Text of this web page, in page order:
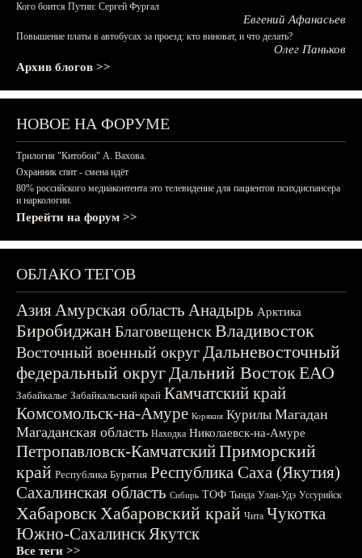
Кого боится Путин: Сергей Фургал
Евгений Афанасьев
Повышение платы в автобусах за проезд: кто виноват, и что делать?
Олег Паньков
Архив блогов >>
НОВОЕ НА ФОРУМЕ
Трилогия "Китобои" А. Вахова.
Охранник спит - смена идёт
80% российского медиаконтента это телевидение для пациентов психдиспансера
и наркологии.
Перейти на форум >>
ОБЛАКО ТЕГОВ
АзияАмурская область Анадырь Арктика
БиробиджанБлаговещенскВладивосток
Восточный военный округДальневосточный
федеральный округДальний ВостокЕАО
Забайкалье Забайкальский край Камчатский край
Комсомольск-на-Амуре Корякия Курилы Магадан
Магаданская область Находка Николаевск-на-Амуре
Петропавловск-КамчатскийПриморский
край Республика Бурятия Республика Саха (Якутия)
Сахалинская область Сибирь ТОФ Тында Улан-Удэ Уссурийск
ХабаровскХабаровский край Чита Чукотка
Южно-СахалинскЯкутск
Все теги >>